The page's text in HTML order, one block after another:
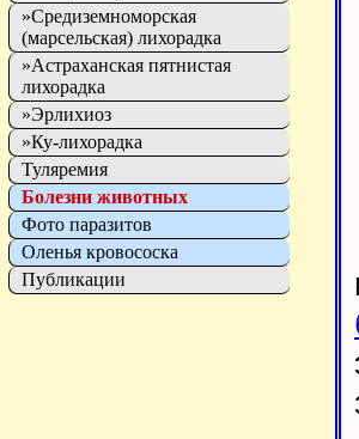
»Средиземноморская
(марсельская) лихорадка
»Астраханская пятнистая
лихорадка
»Эрлихиоз
»Ку-лихорадка
Туляремия
Болезни животных
Фото паразитов
Оленья кровососка
Публикации